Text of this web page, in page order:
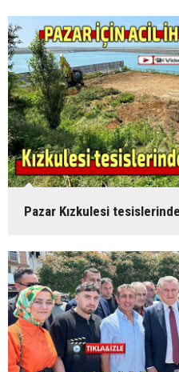
Pazar Kızkulesi